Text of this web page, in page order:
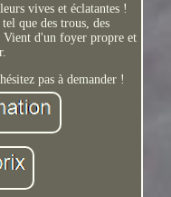
vives et éclatantes !
que des trous, des
Vient d'un foyer propre et
pas à demander !